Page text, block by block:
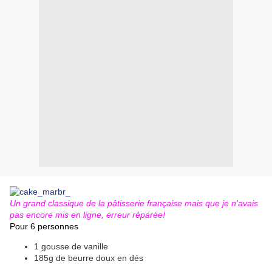
Un grand classique de la pâtisserie française mais que je n'avais
pas encore mis en ligne, erreur réparée!
Pour 6 personnes
1 gousse de vanille
185g de beurre doux en dés